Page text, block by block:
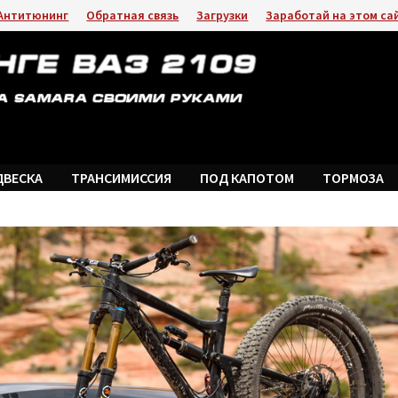
Обратная связь Загрузки Заработай на этом
ТРАНСИМИССИЯ ПОД КАПОТОМ ТОРМОЗА